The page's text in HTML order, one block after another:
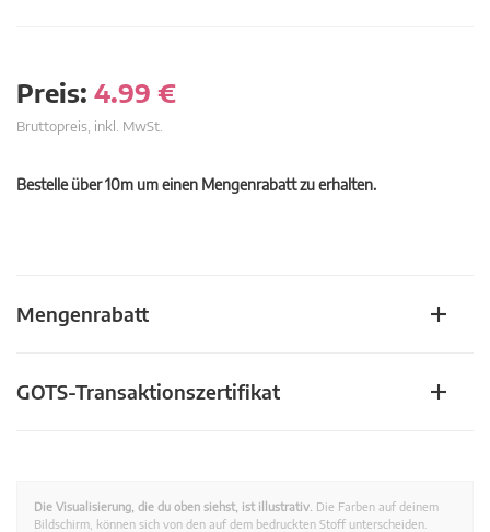
Preis: 4.99 €
Bruttopreis, inkl. MwSt.
Bestelle über 10m um einen Mengenrabatt zu erhalten.
Mengenrabatt
GOTS-Transaktionszertifikat
Die Visualisierung, die du oben siehst, ist illustrativ. Die Farben auf deinem
Bildschirm, können sich von den auf dem bedruckten Stoff unterscheiden.